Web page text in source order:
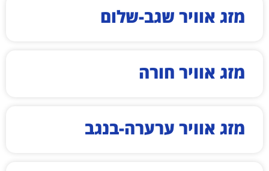
מזג אוויר שגב-שלום
מזג אוויר חורה
מזג אוויר ערערה-בנגב